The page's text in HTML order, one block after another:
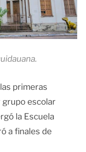
primeras
grupo escolar
la Escuela
a finales de